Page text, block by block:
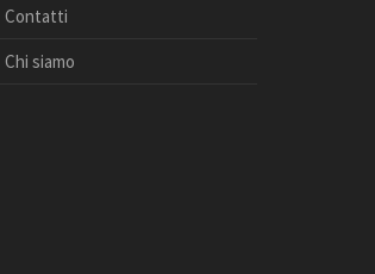
Contatti
Chi siamo